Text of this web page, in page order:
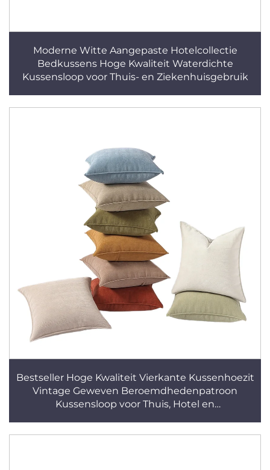
Moderne Witte Aangepaste Hotelcollectie
Bedkussens Hoge Kwaliteit Waterdichte
Kussensloop voor Thuis- en Ziekenhuisgebruik
Bestseller Hoge Kwaliteit Vierkante Kussenhoezit
Vintage Geweven Beroemdhedenpatroon
Kussensloop voor Thuis, Hotel en